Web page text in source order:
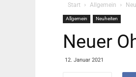
Start Allgemein
Allgemein Neuheiten
Neuer
12. Januar 2021